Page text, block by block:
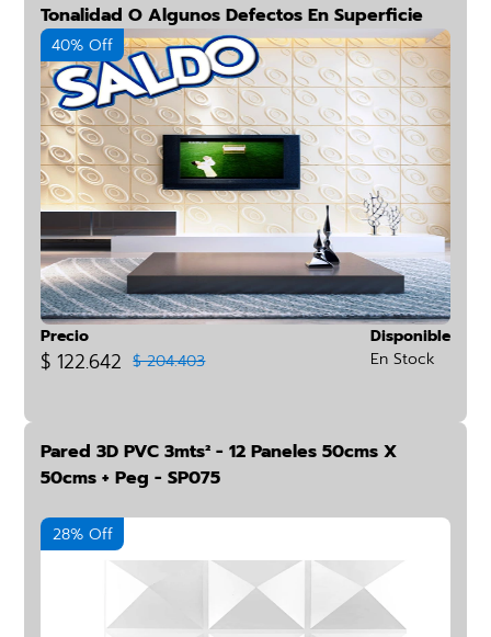
Tonalidad O Algunos Defectos En Superficie
40% Off
Precio
$ 122.642 $ 204.403
Disponible
En Stock
Pared 3D PVC 3mts² - 12 Paneles 50cms X
50cms + Peg - SP075
28% Off